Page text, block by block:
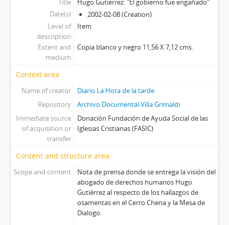
Title
Hugo Gutiérrez: "El gobierno fue engañado"
Date(s)
2002-02-08 (Creation)
Level of
description
Item
Extent and
medium
Copia blanco y negro 11,56 X 7,12 cms.
Context area
Name of creator
Diario La Hora de la tarde
Repository
Archivo Documental Villa Grimaldi
Immediate source
of acquisition or
transfer
Donación Fundación de Ayuda Social de las
Iglesias Cristianas (FASIC)
Content and structure area
Scope and content
Nota de prensa donde se entrega la visión del
abogado de derechos humanos Hugo
Gutiérrez al respecto de los hallazgos de
osamentas en el Cerro Chena y la Mesa de
Dialogo.